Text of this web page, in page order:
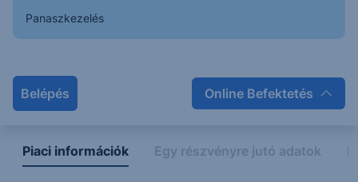
Panaszkezelés
Belépés Online Befektetés
Napon belüli Historikus
Legfontosabb adatok
Piaci információk Egy részvényre jutó adatok